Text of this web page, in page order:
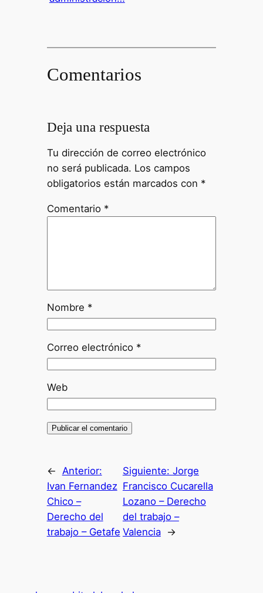
Comentarios
Deja una respuesta
Tu dirección de correo electrónico
no será publicada. Los campos
obligatorios están marcados con *
Comentario *
Nombre *
Correo electrónico *
Web
← Anterior:
Ivan Fernandez
Chico –
Derecho del
trabajo – Getafe
Siguiente: Jorge
Francisco Cucarella
Lozano – Derecho
del trabajo –
Valencia
→